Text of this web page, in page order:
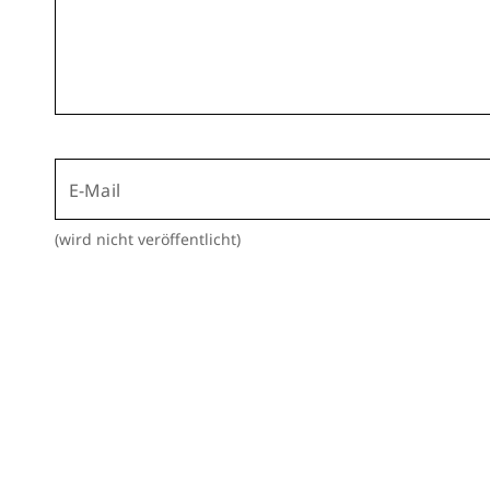
E-Mail
(wird nicht veröffentlicht)